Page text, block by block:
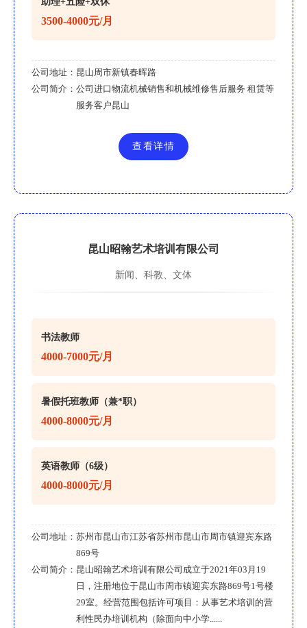
3500-4000元/月
公司地址： 昆山周市新镇春晖路
公司简介： 公司进口物流机械销售和机械维修售后服务 租赁等
服务客户昆山
查看详情
昆山昭翰艺术培训有限公司
新闻、科教、文体
书法教师
4000-7000元/月
暑假托班教师（兼*职）
4000-8000元/月
英语教师（6级）
4000-8000元/月
公司地址： 苏州市昆山市江苏省苏州市昆山市周市镇迎宾东路
869号
公司简介： 昆山昭翰艺术培训有限公司成立于2021年03月19
日，注册地位于昆山市周市镇迎宾东路869号1号楼
29室。经营范围包括许可项目：从事艺术培训的营
利性民办培训机构（除面向中小学......